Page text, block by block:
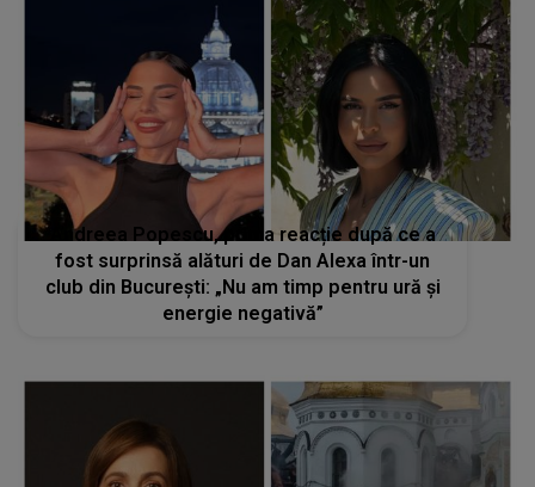
Andreea Popescu, prima reacție după ce a
fost surprinsă alături de Dan Alexa într-un
club din București: „Nu am timp pentru ură și
energie negativă”